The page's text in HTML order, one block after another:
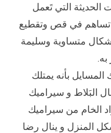
التي تَعمل
تساهم في قص وتقطيع
متساوية وسليمة
بأنه يمتلك
البَلاط و سيراميك
الخام من سيراميك
المنزل و ينال رضا